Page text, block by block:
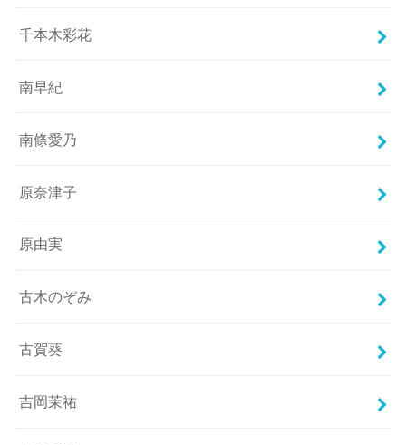
千本木彩花
南早紀
南條愛乃
原奈津子
原由実
古木のぞみ
古賀葵
吉岡茉祐